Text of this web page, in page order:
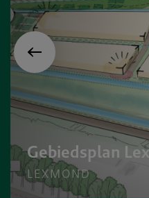
Gebiedsplan
LEXMOND